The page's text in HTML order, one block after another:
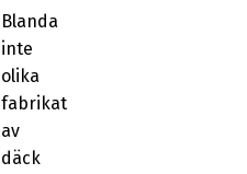
Blanda
inte
olika
fabrikat
av
däck